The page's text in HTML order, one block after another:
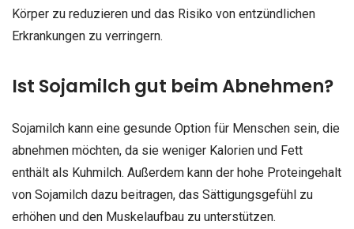
Körper zu reduzieren und das Risiko von entzündlichen
Erkrankungen zu verringern.
Ist Sojamilch gut beim Abnehmen?
Sojamilch kann eine gesunde Option für Menschen sein, die
abnehmen möchten, da sie weniger Kalorien und Fett
enthält als Kuhmilch. Außerdem kann der hohe Proteingehalt
von Sojamilch dazu beitragen, das Sättigungsgefühl zu
erhöhen und den Muskelaufbau zu unterstützen.